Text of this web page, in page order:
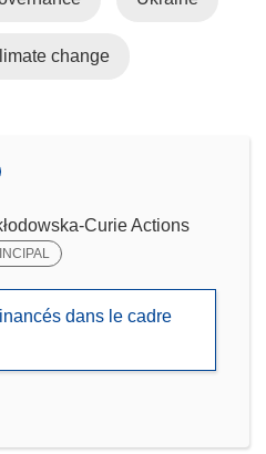
change
Curie Actions
dans le cadre